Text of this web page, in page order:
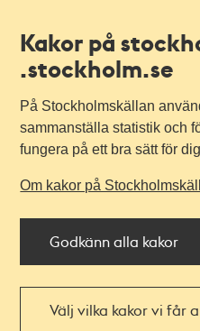
Kakor på
.stockholm.se
På Stockholmskällan
sammanställa statistik och
fungera på ett bra sätt för
Om kakor på
Godkänn alla kakor
Välj vilka kakor vi får